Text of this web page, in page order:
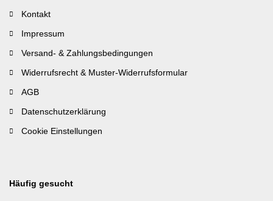
Kontakt
Impressum
Versand- & Zahlungsbedingungen
Widerrufsrecht & Muster-Widerrufsformular
AGB
Datenschutzerklärung
Cookie Einstellungen
Häufig gesucht